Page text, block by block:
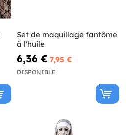
Set de maquillage fantôme
à l'huile
6,36 € 7,95 €
DISPONIBLE